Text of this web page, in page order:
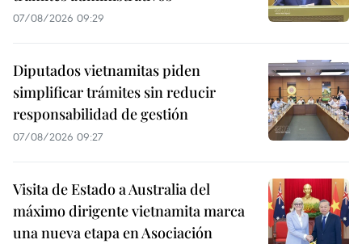
07/08/2026 09:29
Diputados vietnamitas piden
simplificar trámites sin reducir
responsabilidad de gestión
07/08/2026 09:27
Visita de Estado a Australia del
máximo dirigente vietnamita marca
una nueva etapa en Asociación